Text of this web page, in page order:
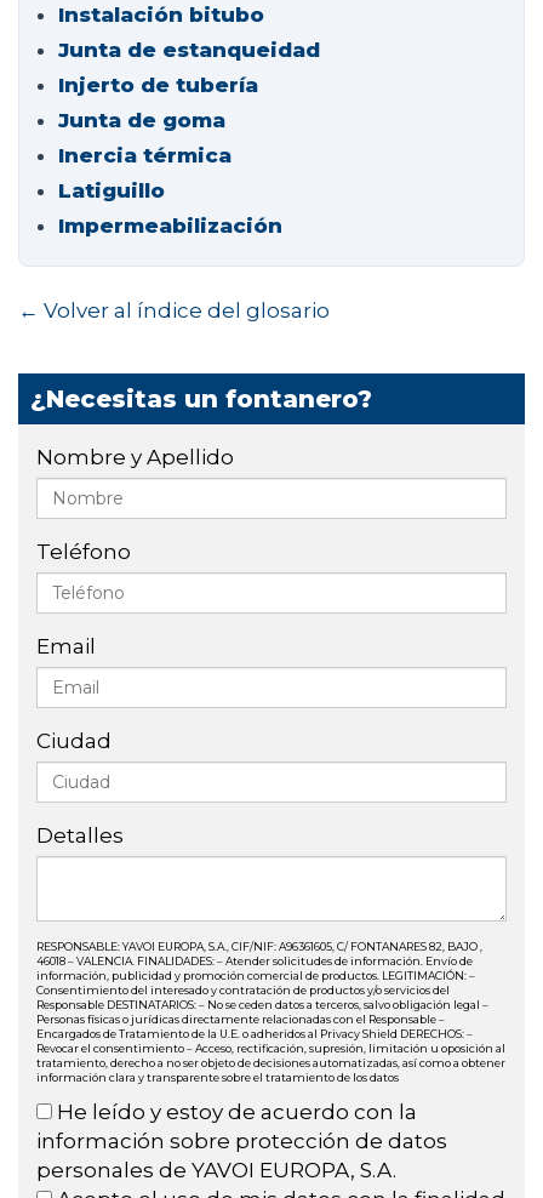
Instalación bitubo
Junta de estanqueidad
Injerto de tubería
Junta de goma
Inercia térmica
Latiguillo
Impermeabilización
← Volver al índice del glosario
¿Necesitas un fontanero?
Nombre y Apellido
Teléfono
Email
Ciudad
Detalles
RESPONSABLE: YAVOI EUROPA, S.A., CIF/NIF: A96361605, C/ FONTANARES 82, BAJO ,
46018 – VALENCIA. FINALIDADES: – Atender solicitudes de información. Envío de
información, publicidad y promoción comercial de productos. LEGITIMACIÓN: –
Consentimiento del interesado y contratación de productos y/o servicios del
Responsable DESTINATARIOS: – No se ceden datos a terceros, salvo obligación legal –
Personas físicas o jurídicas directamente relacionadas con el Responsable –
Encargados de Tratamiento de la U.E. o adheridos al Privacy Shield DERECHOS: –
Revocar el consentimiento – Acceso, rectificación, supresión, limitación u oposición al
tratamiento, derecho a no ser objeto de decisiones automatizadas, así como a obtener
información clara y transparente sobre el tratamiento de los datos
He leído y estoy de acuerdo con la
información sobre protección de datos
personales de YAVOI EUROPA, S.A.